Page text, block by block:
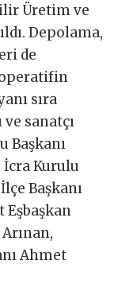
Üretim ve
Depolama,
de
sıra
sanatçı
Başkanı
İcra Kurulu
Başkanı
Eşbaşkan
Ahmet